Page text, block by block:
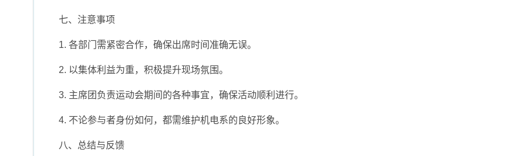
七、注意事项
1. 各部门需紧密合作，确保出席时间准确无误。
2. 以集体利益为重，积极提升现场氛围。
3. 主席团负责运动会期间的各种事宜，确保活动顺利进行。
4. 不论参与者身份如何，都需维护机电系的良好形象。
八、总结与反馈